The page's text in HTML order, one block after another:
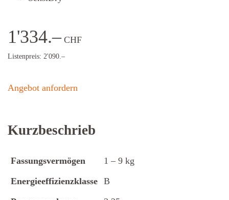
1'334.–CHF
Listenpreis: 2'090.–
Angebot anfordern
Kurzbeschrieb
Fassungsvermögen
1 – 9 kg
Energieeffizienzklasse B